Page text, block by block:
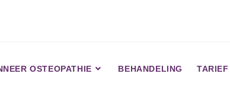
OSTEOPATHIE BEHANDELING TARIEF